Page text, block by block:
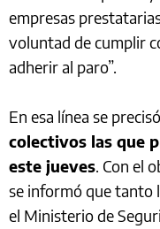
empresas
voluntad de cumplir
adherir al paro”.
En esa línea se
colectivos las que
este jueves. Con el
se informó que tanto
el Ministerio de